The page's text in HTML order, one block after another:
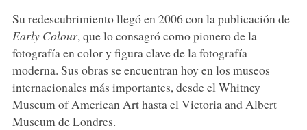
Su redescubrimiento llegó en 2006 con la publicación de
Early Colour, que lo consagró como pionero de la
fotografía en color y figura clave de la fotografía
moderna. Sus obras se encuentran hoy en los museos
internacionales más importantes, desde el Whitney
Museum of American Art hasta el Victoria and Albert
Museum de Londres.